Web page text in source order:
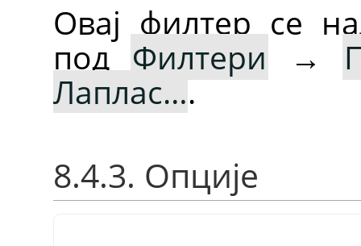
Овај филтер се
под Филтери →
Лаплас….
8.4.3. Опције